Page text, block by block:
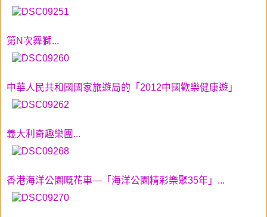
第N次舞獅...
中華人民共和國國家旅遊局的「2012中國歡樂健康遊」
義大利奇趣樂團...
香港海洋公園 嘅花車—「海洋公園精彩樂聚35年」...